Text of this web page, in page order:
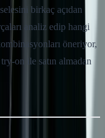
birkaç açıdan
analiz edip hangi
öneriyor,
on ile satın almadan